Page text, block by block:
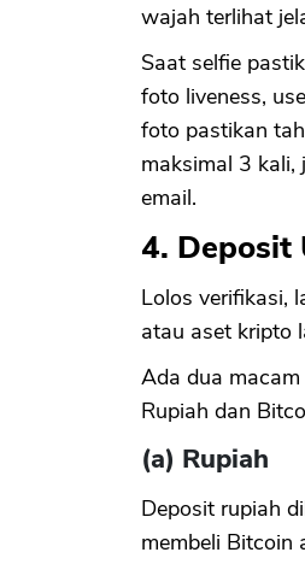
wajah terlihat
Saat selfie
foto liveness,
foto pastikan
maksimal 3 kali,
email.
4. Deposit
Lolos verifikasi,
atau aset kripto
Ada dua
Rupiah dan
(a) Rupiah
Deposit rupiah
membeli Bitcoin